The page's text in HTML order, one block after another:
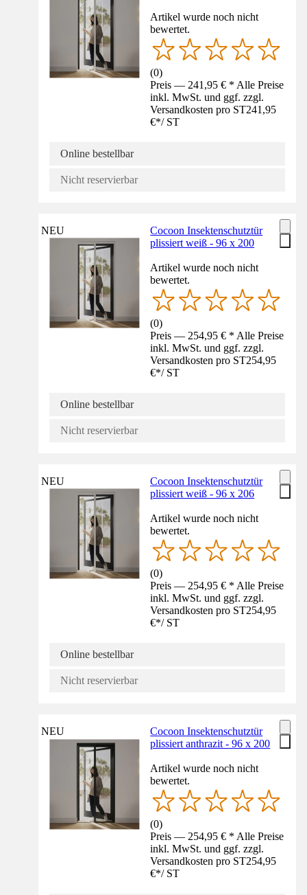
Artikel wurde noch nicht
bewertet.
(0)
Preis — 241,95 € * Alle Preise
inkl. MwSt. und ggf. zzgl.
Versandkosten pro ST241,95
€*/ ST
Online bestellbar
Nicht reservierbar
NEU
Cocoon Insektenschutztür
plissiert weiß - 96 x 200
Artikel wurde noch nicht
bewertet.
(0)
Preis — 254,95 € * Alle Preise
inkl. MwSt. und ggf. zzgl.
Versandkosten pro ST254,95
€*/ ST
Online bestellbar
Nicht reservierbar
NEU
Cocoon Insektenschutztür
plissiert weiß - 96 x 206
Artikel wurde noch nicht
bewertet.
(0)
Preis — 254,95 € * Alle Preise
inkl. MwSt. und ggf. zzgl.
Versandkosten pro ST254,95
€*/ ST
Online bestellbar
Nicht reservierbar
NEU
Cocoon Insektenschutztür
plissiert anthrazit - 96 x 200
Artikel wurde noch nicht
bewertet.
(0)
Preis — 254,95 € * Alle Preise
inkl. MwSt. und ggf. zzgl.
Versandkosten pro ST254,95
€*/ ST